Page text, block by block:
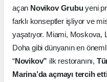
açan Novikov Grubuyeni
farklı konseptler işliyor ve
yaşatıyor. Miami, Moskova,
Doha gibi dünyanın en
“Novikov” ilk restoranını,
Marina’da açmayı tercih